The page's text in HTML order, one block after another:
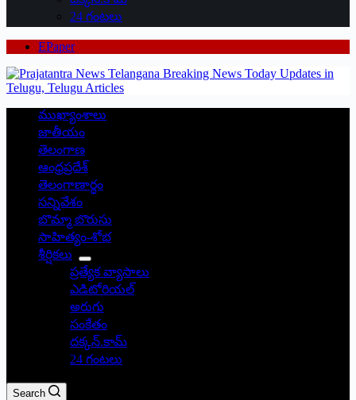
24 గంటలు
EPaper
ముఖ్యాంశాలు
జాతీయం
తెలంగాణ
ఆంధ్రప్రదేశ్
తెలంగాణార్థం
సన్నివేశం
బొమ్మా బొరుసు
సాహిత్యం-శోభ
శీర్షికలు
ప్రత్యేక వ్యాసాలు
ఎడిటోరియల్
అరుగు
సంకేతం
దక్కన్.కామ్
24 గంటలు
Search